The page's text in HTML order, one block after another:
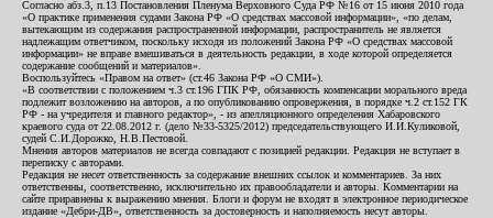
Согласно абз.3, п.13 Постановления Пленума Верховного Суда РФ №16 от 15 июня 2010 года
«О практике применения судами Закона РФ «О средствах массовой информации», «по делам,
вытекающим из содержания распространенной информации, распространитель не является
надлежащим ответчиком, поскольку исходя из положений Закона РФ «О средствах массовой
информации» не вправе вмешиваться в деятельность редакции, в ходе которой определяется
содержание сообщений и материалов».
Воспользуйтесь «Правом на ответ» (ст.46 Закона РФ «О СМИ»).
«В соответствии с положением ч.3 ст.196 ГПК РФ, обязанность компенсации морального вреда
подлежит возложению на авторов, а по опубликованию опровержения, в порядке ч.2 ст.152 ГК
РФ - на учредителя и главного редактор», - из апелляционного определения Хабаровского
краевого суда от 22.08.2012 г. (дело №33-5325/2012) председательствующего И.И.Куликовой,
судей С.И.Дорожко, Н.В.Пестовой.
Мнения авторов материалов не всегда совпадают с позицией редакции. Редакция не вступает в
переписку с авторами.
Редакция не несет ответственность за содержание внешних ссылок и комментариев. За них
ответственны, соответственно, исключительно их правообладатели и авторы. Комментарии на
сайте приравнены к выражению мнения. Блоги и форум не входят в электронное периодическое
издание «Дебри-ДВ», ответственность за достоверность и наполняемость несут авторы.